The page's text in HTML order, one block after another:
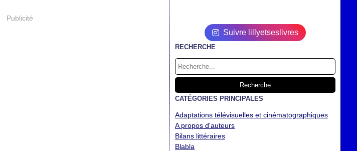
Publicité
Suivre lillyetseslivres
RECHERCHE
CATÉGORIES PRINCIPALES
Adaptations télévisuelles et cinématographiques
A propos d'auteurs
Bilans littéraires
Blabla